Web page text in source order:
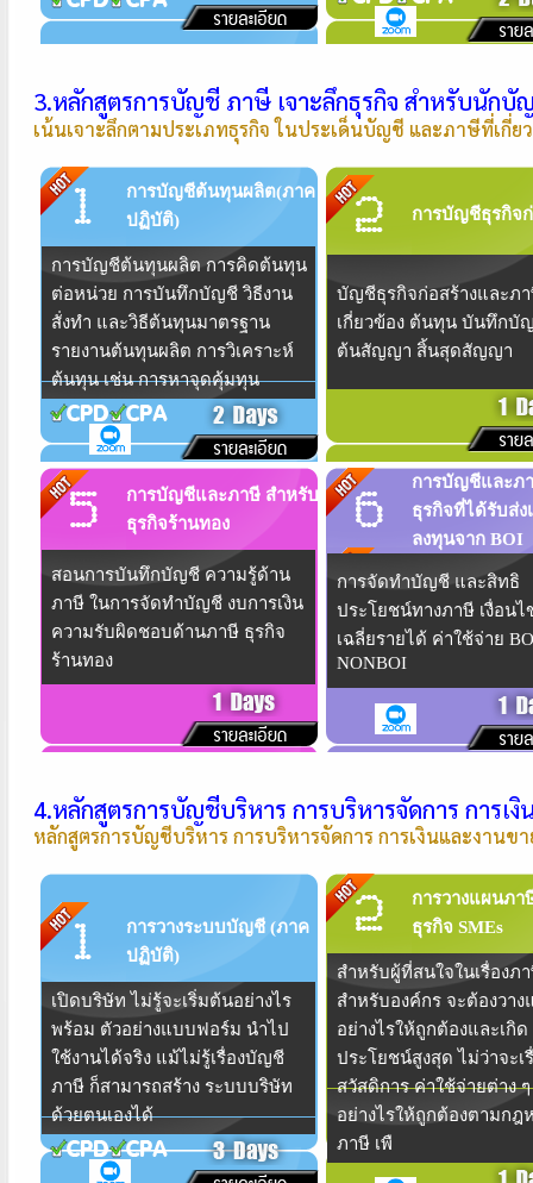
3.หลักสูตรการบัญชี ภาษี เจาะลึกธุรกิจ สำหรับนั
เน้นเจาะลึกตามประเภทธุรกิจ ในประเด็นบัญชี และภาษีที่เกี่ย
การบัญชีต้นทุนผลิต(ภาค
ปฏิบัติ)
การบัญชีต้นทุนผลิต การคิดต้นทุน
ต่อหน่วย การบันทึกบัญชี วิธีงาน
สั่งทำ และวิธีต้นทุนมาตรฐาน
รายงานต้นทุนผลิต การวิเคราะห์
ต้นทุน เช่น การหาจุดคุ้มทุน
การบัญชีธุรกิจก่
บัญชีธุรกิจก่อสร้างและภ
เกี่ยวข้อง ต้นทุน บันทึกบั
ต้นสัญญา สิ้นสุดสัญญา
การบัญชีและภาษี สำหรับ
ธุรกิจร้านทอง
สอนการบันทึกบัญชี ความรู้ด้าน
ภาษี ในการจัดทำบัญชี งบการเงิน
ความรับผิดชอบด้านภาษี ธุรกิจ
ร้านทอง
การบัญชีและภ
ธุรกิจที่ได้รับส่ง
ลงทุนจาก BOI
การจัดทำบัญชี และสิทธิ
ประโยชน์ทางภาษี เงื่อนไ
เฉลี่ยรายได้ ค่าใช้จ่าย
NONBOI
4.หลักสูตรการบัญชีบริหาร การบริหารจัดการ การเงิ
หลักสูตรการบัญชีบริหาร การบริหารจัดการ การเงินและงานข
การวางระบบบัญชี (ภาค
ปฏิบัติ)
เปิดบริษัท ไม่รู้จะเริ่มต้นอย่างไร
พร้อม ตัวอย่างแบบฟอร์ม นำไป
ใช้งานได้จริง แม้ไม่รู้เรื่องบัญชี
ภาษี ก็สามารถสร้าง ระบบบริษัท
ด้วยตนเองได้
การวางแผนภา
ธุรกิจ SMEs
สำหรับผู้ที่สนใจในเรื่องภ
สำหรับองค์กร จะต้องวาง
อย่างไรให้ถูกต้องและเกิด
ประโยชน์สูงสุด ไม่ว่าจะเ
สวัสดิการ ค่าใช้จ่ายต่าง
อย่างไรให้ถูกต้องตามกฎ
ภาษี เพื